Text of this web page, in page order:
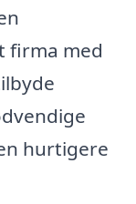
firma med
hurtigere